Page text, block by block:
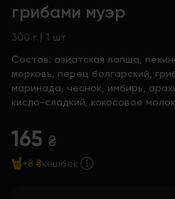
грибами муэр
300 г | 1 шт
Состав: азиатская лапша,
морковь, перец болгарский,
маринада, чеснок, имбирь,
кисло-сладкий, кокосовое
165 ₴
+8 ₴кешбек